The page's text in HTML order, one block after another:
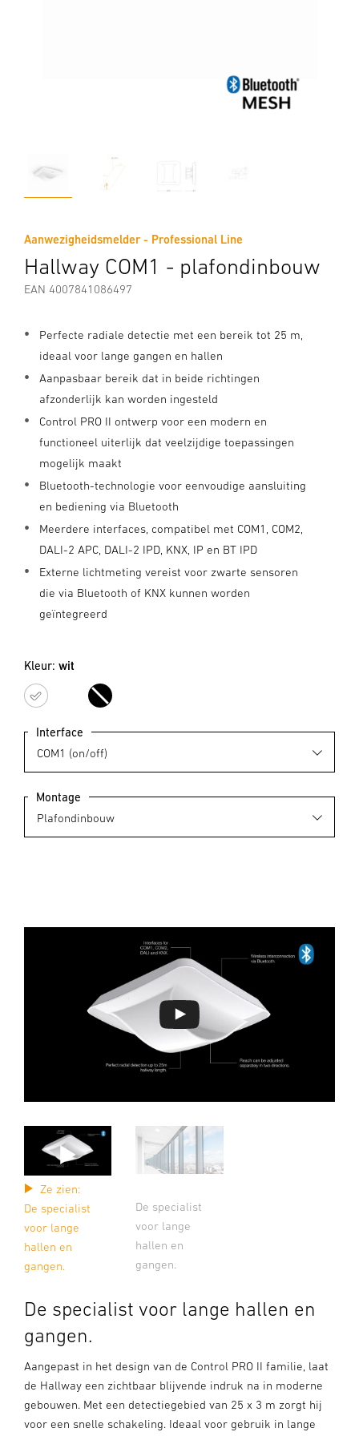
Aanwezigheidsmelder - Professional Line
Hallway COM1 - plafondinbouw
EAN 4007841086497
Perfecte radiale detectie met een bereik tot 25 m,
ideaal voor lange gangen en hallen
Aanpasbaar bereik dat in beide richtingen
afzonderlijk kan worden ingesteld
Control PRO II ontwerp voor een modern en
functioneel uiterlijk dat veelzijdige toepassingen
mogelijk maakt
Bluetooth-technologie voor eenvoudige aansluiting
en bediening via Bluetooth
Meerdere interfaces, compatibel met COM1, COM2,
DALI-2 APC, DALI-2 IPD, KNX, IP en BT IPD
Externe lichtmeting vereist voor zwarte sensoren
die via Bluetooth of KNX kunnen worden
geïntegreerd
Kleur: wit
wit zwart
Interface
Montage
Ze zien:
De specialist
voor lange
hallen en
gangen.
De specialist
voor lange
hallen en
gangen.
De specialist voor lange hallen en
gangen.
Aangepast in het design van de Control PRO II familie, laat
de Hallway een zichtbaar blijvende indruk na in moderne
gebouwen. Met een detectiegebied van 25 x 3 m zorgt hij
voor een snelle schakeling. Ideaal voor gebruik in lange